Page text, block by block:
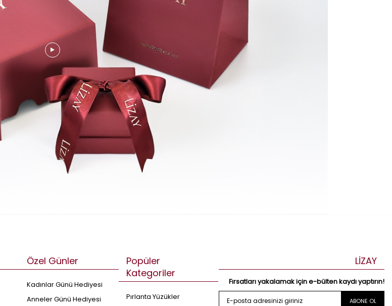
Özel Günler
Kadınlar Günü Hediyesi
Anneler Günü Hediyesi
Popüler
Kategoriler
Pırlanta Yüzükler
LİZAY
Fırsatları yakalamak için e-bülten kaydı yaptırın!
ABONE OL